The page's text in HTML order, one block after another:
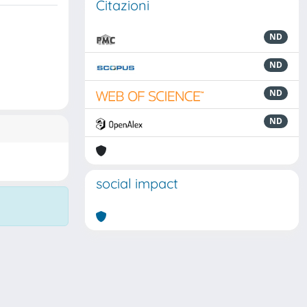
Citazioni
ND
ND
ND
ND
social impact